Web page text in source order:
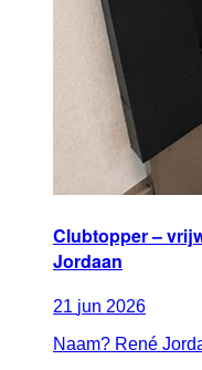
Clubtopper –
Jordaan
21 jun 2026
Naam? René